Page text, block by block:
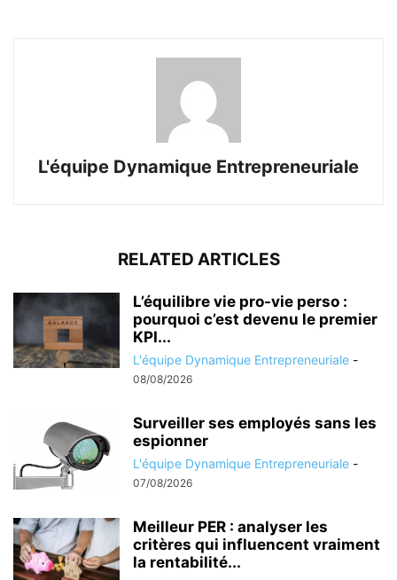
L'équipe Dynamique Entrepreneuriale
RELATED ARTICLES
L’équilibre vie pro-vie perso :
pourquoi c’est devenu le premier
KPI...
L'équipe Dynamique Entrepreneuriale -
08/08/2026
Surveiller ses employés sans les
espionner
L'équipe Dynamique Entrepreneuriale -
07/08/2026
Meilleur PER : analyser les
critères qui influencent vraiment
la rentabilité...